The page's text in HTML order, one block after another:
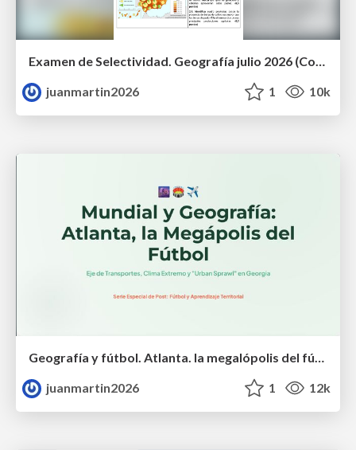
Examen de Selectividad. Geografía julio 2026 (Convocatoria Extraordinaria). UCLM
juanmartin2026
1 10k
Geografía y fútbol. Atlanta. la megalópolis del fútbol
juanmartin2026
1 12k